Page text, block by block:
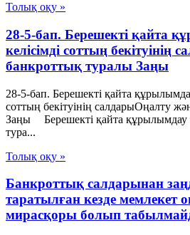
Толық оқу »
28-5-бап. Берешекті қайта
келісімді соттың бекітуінің
банкроттық туралы Заңы
28-5-бап. Берешекті қайта
соттың бекітуінің салдарыОңалту
Заңы Берешекті қайта құрылымдау
тура...
Толық оқу »
Банкроттық салдарынан
таратылған кезде
мирасқоры болып